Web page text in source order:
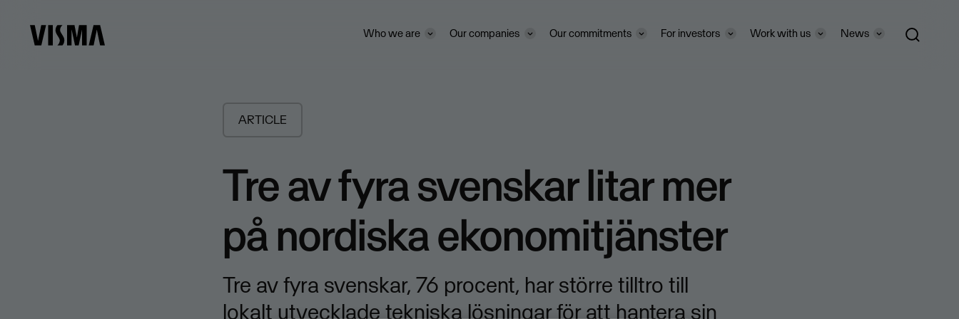
Who we are Our companies Our commitments For investors Work with us News
ARTICLE
Tre av fyra svenskar litar mer
på nordiska ekonomitjänster
Tre av fyra svenskar, 76 procent, har större tilltro till
lokalt utvecklade tekniska lösningar för att hantera sin